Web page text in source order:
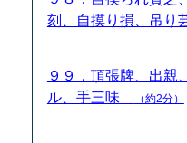
刻、自摸り損、吊り
９９．頂張牌、出親
ル、手三味
（約2分）